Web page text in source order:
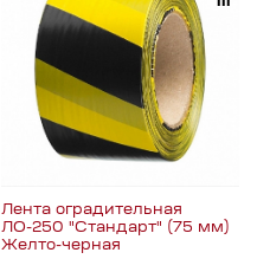
Лента оградительная
ЛО-250 "Стандарт" (75 мм)
Желто-черная